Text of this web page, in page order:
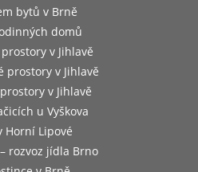
bytů v Brně
domů
v Jihlavě
prostory v Jihlavě
v Jihlavě
u Vyškova
Horní Lipové
rozvoz jídla Brno